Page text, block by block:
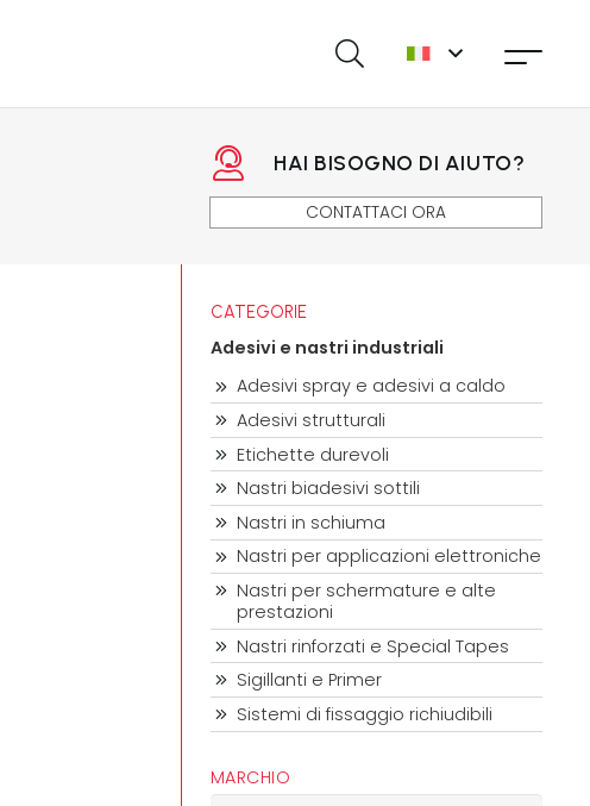
HAI BISOGNO DI AIUTO?
CONTATTACI ORA
CATEGORIE
Adesivi e nastri industriali
Adesivi spray e adesivi a caldo
Adesivi strutturali
Etichette durevoli
Nastri biadesivi sottili
Nastri in schiuma
Nastri per applicazioni elettroniche
Nastri per schermature e alte
prestazioni
Nastri rinforzati e Special Tapes
Sigillanti e Primer
Sistemi di fissaggio richiudibili
MARCHIO